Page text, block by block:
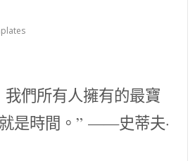
我們所有人擁有的最寶
是時間。” ——史蒂夫·